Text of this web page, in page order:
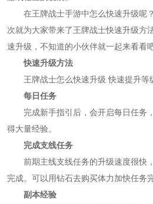
在王牌战士手游中怎么快速升级呢
次就为大家带来了王牌战士快速升级方
速升级，不知道的小伙伴就一起来看看吧
快速升级方法
王牌战士怎么快速升级 快速提升等
每日任务
完成新手指引后，会开启每日任务
得大量经验。
完成支线任务
前期主线支线任务的升级速度很快
完成。可以用钻石去购买体力加快任务
副本经验